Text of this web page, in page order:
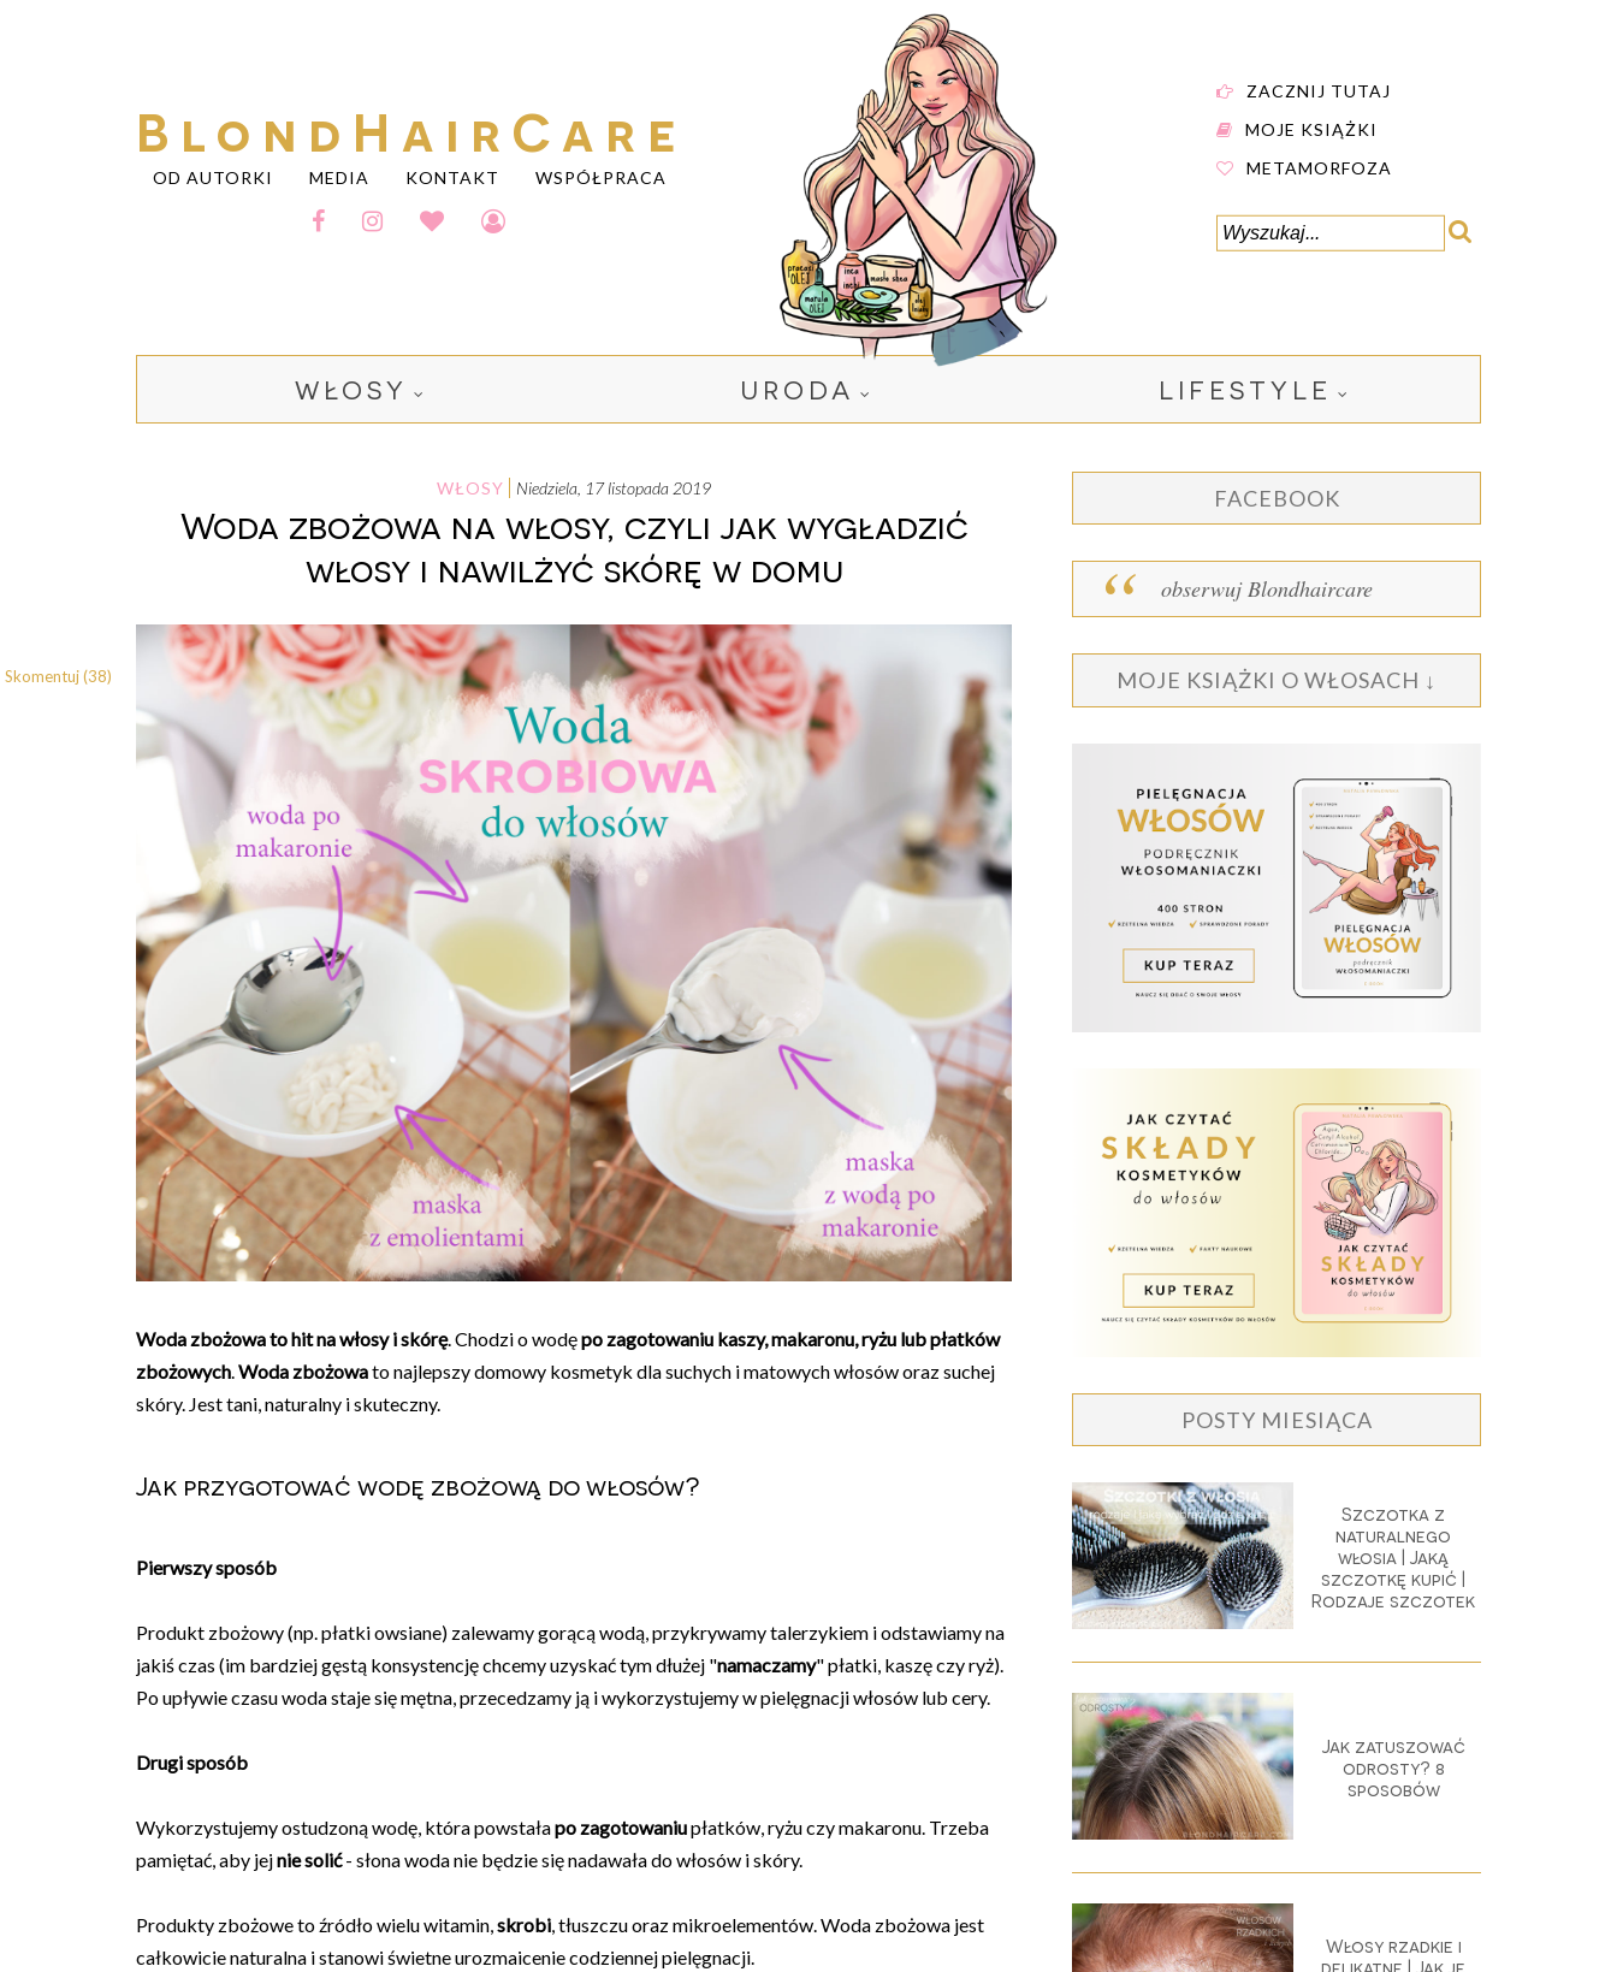
BlondHairCare
OD AUTORKI MEDIA KONTAKT WSPÓŁPRACA
ZACZNIJ TUTAJ
MOJE KSIĄŻKI
METAMORFOZA
WŁOSY URODA LIFESTYLE
WŁOSY niedziela, 17 listopada 2019
Woda zbożowa na włosy, czyli jak wygładzić
włosy i nawilżyć skórę w domu
Woda zbożowa to hit na włosy i skórę.Chodzi o wodępo zagotowaniu kaszy, makaronu, ryżu lub płatków
zbożowych.Woda zbożowato najlepszy domowy kosmetyk dla suchych i matowych włosów oraz suchej
skóry. Jest tani, naturalny i skuteczny.
Jak przygotować wodę zbożową do włosów?
Pierwszy sposób
Produkt zbożowy (np. płatki owsiane) zalewamy gorącą wodą, przykrywamy talerzykiem i odstawiamy na
jakiś czas (im bardziej gęstą konsystencję chcemy uzyskać tym dłużej "namaczamy" płatki, kaszę czy ryż).
Po upływie czasu woda staje się mętna, przecedzamy ją i wykorzystujemy w pielęgnacji włosów lub cery.
Drugi sposób
Wykorzystujemy ostudzoną wodę, która powstałapo zagotowaniupłatków, ryżu czy makaronu. Trzeba
pamiętać, aby jejnie solić- słona woda nie będzie się nadawała do włosów i skóry.
Produkty zbożowe to źródło wielu witamin,skrobi, tłuszczu oraz mikroelementów. Woda zbożowa jest
całkowicie naturalna i stanowi świetne urozmaicenie codziennej pielęgnacji.
Skomentuj (38)
FACEBOOK
obserwuj Blondhaircare
MOJE KSIĄŻKI O WŁOSACH ↓
POSTY MIESIĄCA
Szczotka z
naturalnego
włosia | Jaką
szczotkę kupić |
Rodzaje szczotek
Jak zatuszować
odrosty? 8
sposobów
Włosy rzadkie i
delikatne | Jak je